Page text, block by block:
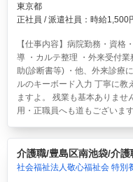
東京都
正社員 / 派遣社員：時給1,500
【仕事内容】病院勤務・資格
導 ・カルテ整理 ・外来受付
助(診断書等) ・他、外来診療
ルのキーボード入力 丁寧に教
ますよ。 残業も基本ありませ
用・正職員へも道もございま
介護職/豊島区南池袋/介
社会福祉法人敬心福祉会 特別